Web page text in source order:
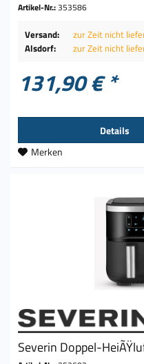
Artikel-Nr.:353586
Versand:
zur Zeit nicht
Alsdorf:
zur Zeit nicht
131,90 € *
Details
Merken
Severin Doppel-